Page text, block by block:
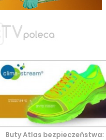
Buty Atlas bezpieczeństwa: